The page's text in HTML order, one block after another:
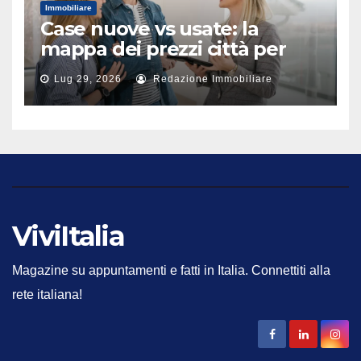
Immobiliare
Case nuove vs usate: la
mappa dei prezzi città per
città
Lug 29, 2026 Redazione Immobiliare
ViviItalia
Magazine su appuntamenti e fatti in Italia. Connettiti alla
rete italiana!